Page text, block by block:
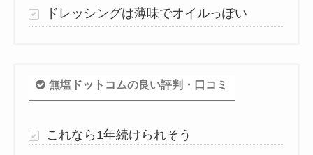
ドレッシングは薄味でオイルっぽい
無塩ドットコムの良い評判・口コミ
これなら1年続けられそう